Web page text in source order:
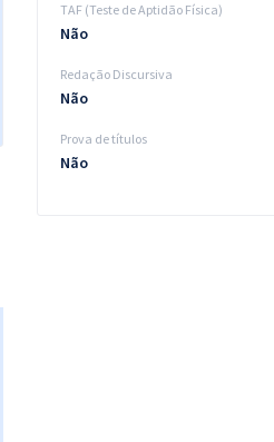
TAF (Teste de Aptidão Física)
Não
Redação Discursiva
Não
Prova de títulos
Não